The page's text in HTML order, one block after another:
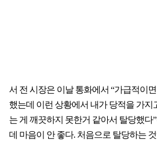
서 전 시장은 이날 통화에서 “가급적이
했는데 이런 상황에서 내가 당적을 가지
는 게 깨끗하지 못한거 같아서 탈당했다
데 마음이 안 좋다. 처음으로 탈당하는